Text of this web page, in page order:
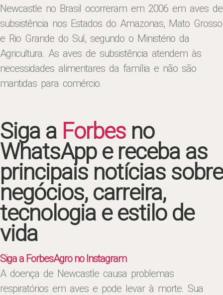
Newcastle no Brasil ocorreram em 2006 em aves de
subsistência nos Estados do Amazonas, Mato Grosso
e Rio Grande do Sul, segundo o Ministério da
Agricultura. As aves de subsistência atendem às
necessidades alimentares da família e não são
mantidas para comércio.
Siga a Forbes no
WhatsApp e receba as
principais notícias sobre
negócios, carreira,
tecnologia e estilo de
vida
Siga a ForbesAgro no Instagram
A doença de Newcastle causa problemas
respiratórios em aves e pode levar à morte. Sua